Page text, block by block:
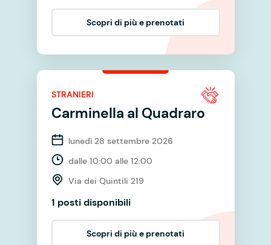
Scopri di più e prenotati
STRANIERI
Carminella al Quadraro
lunedì 28 settembre 2026
dalle 10:00 alle 12:00
Via dei Quintili 219
1 posti disponibili
Scopri di più e prenotati